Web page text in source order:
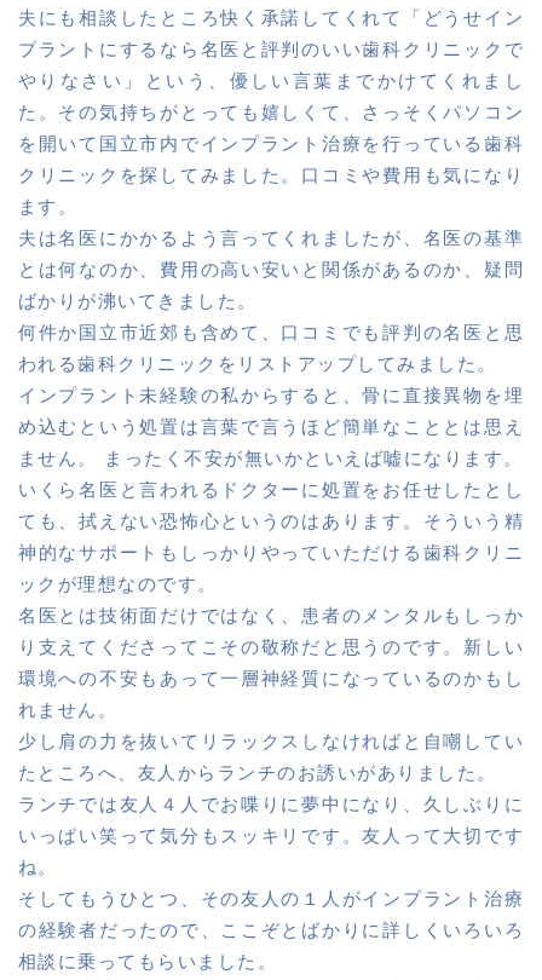
夫にも相談したところ快く承諾してくれて「どうせイン
プラントにするなら名医と評判のいい歯科クリニックで
やりなさい」という、優しい言葉までかけてくれまし
た。その気持ちがとっても嬉しくて、さっそくパソコン
を開いて国立市内でインプラント治療を行っている歯科
クリニックを探してみました。口コミや費用も気になり
ます。
夫は名医にかかるよう言ってくれましたが、名医の基準
とは何なのか、費用の高い安いと関係があるのか、疑問
ばかりが沸いてきました。
何件か国立市近郊も含めて、口コミでも評判の名医と思
われる歯科クリニックをリストアップしてみました。
インプラント未経験の私からすると、骨に直接異物を埋
め込むという処置は言葉で言うほど簡単なこととは思え
ません。 まったく不安が無いかといえば嘘になります。
いくら名医と言われるドクターに処置をお任せしたとし
ても、拭えない恐怖心というのはあります。そういう精
神的なサポートもしっかりやっていただける歯科クリニ
ックが理想なのです。
名医とは技術面だけではなく、患者のメンタルもしっか
り支えてくださってこその敬称だと思うのです。新しい
環境への不安もあって一層神経質になっているのかもし
れません。
少し肩の力を抜いてリラックスしなければと自嘲してい
たところへ、友人からランチのお誘いがありました。
ランチでは友人４人でお喋りに夢中になり、久しぶりに
いっぱい笑って気分もスッキリです。友人って大切です
ね。
そしてもうひとつ、その友人の１人がインプラント治療
の経験者だったので、ここぞとばかりに詳しくいろいろ
相談に乗ってもらいました。